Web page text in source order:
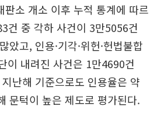
판소 개소 이후 누적 통계에 따르
건 중 각하 사건이 3만5056건
았고, 인용·기각·위헌·헌법불합
이 내려진 사건은 1만4690건
난해 기준으로도 인용율은 약
문턱이 높은 제도로 평가된다.